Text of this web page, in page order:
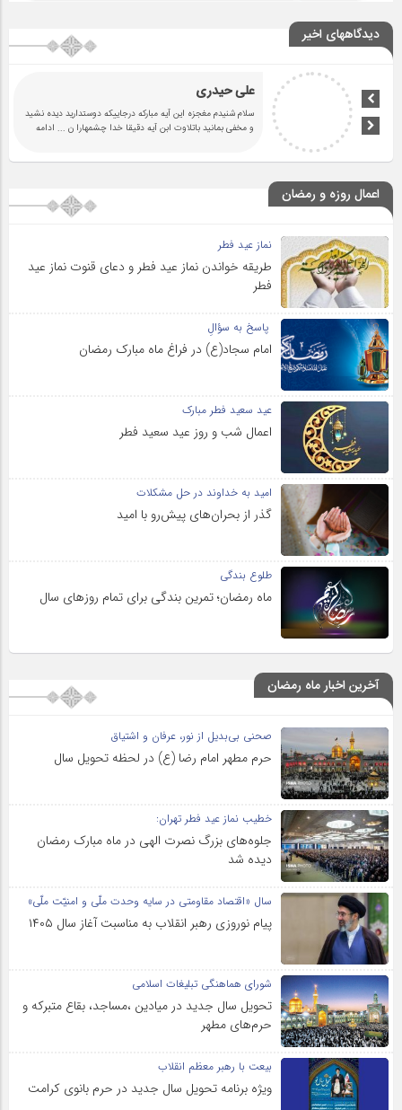
دیدگاههای اخیر
علی حیدری
سلام شنیدم مغجزه این آیه مبارکه درجاییکه دوستدارید دیده نشید
و مخفی بمانید باتلاوت ابن آیه دقیقا خدا چشمهارا ن ... ادامه
اعمال روزه و رمضان
نماز عید فطر
طریقه خواندن نماز عید فطر و دعای قنوت نماز عید
فطر
پاسخ به سؤالِ
امام سجاد(ع) در فراغ ماه مبارک رمضان
عید سعید فطر مبارک
اعمال شب و روز عید سعید فطر
امید به خداوند در حل مشکلات
گذر از بحران‌های پیش‌رو با امید
طلوع بندگی
ماه رمضان؛ تمرین بندگی برای تمام روزهای سال
آخرین اخبار ماه رمضان
صحنی بی‌بدیل از نور، عرفان و اشتیاق
حرم مطهر امام رضا (ع) در لحظه تحویل سال
خطیب نماز عید فطر تهران:
جلوه‌های بزرگ نصرت الهی در ماه مبارک رمضان
دیده شد
سال «اقتصاد مقاومتی در سایه وحدت ملّی و امنیّت ملّی»
پیام نوروزی رهبر انقلاب به مناسبت آغاز سال ۱۴۰۵
شورای هماهنگی تبلیغات اسلامی
تحویل سال‌ جدید در میادین ،مساجد، بقاع متبرکه‌ و
حرم‌های‌ مطهر
بیعت با رهبر معظم انقلاب
ویژه برنامه تحویل سال جدید در حرم بانوی کرامت